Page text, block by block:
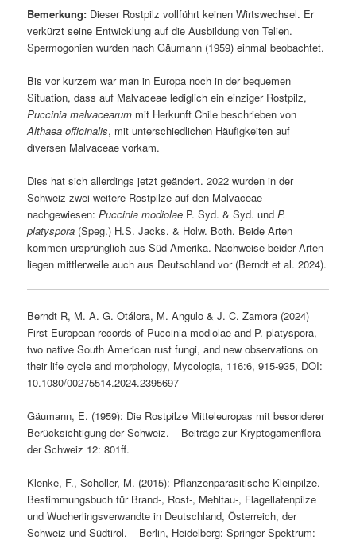
Bemerkung: Dieser Rostpilz vollführt keinen Wirtswechsel. Er
verkürzt seine Entwicklung auf die Ausbildung von Telien.
Spermogonien wurden nach Gäumann (1959) einmal beobachtet.
Bis vor kurzem war man in Europa noch in der bequemen
Situation, dass auf Malvaceae lediglich ein einziger Rostpilz,
Puccinia malvacearum mit Herkunft Chile beschrieben von
Althaea officinalis, mit unterschiedlichen Häufigkeiten auf
diversen Malvaceae vorkam.
Dies hat sich allerdings jetzt geändert. 2022 wurden in der
Schweiz zwei weitere Rostpilze auf den Malvaceae
nachgewiesen:Puccinia modiolae P. Syd. & Syd. undP.
platyspora (Speg.) H.S. Jacks. & Holw. Both. Beide Arten
kommen ursprünglich aus Süd-Amerika. Nachweise beider Arten
liegen mittlerweile auch aus Deutschland vor (Berndt et al. 2024).
Berndt R, M. A. G. Otálora, M. Angulo & J. C. Zamora (2024)
First European records of Puccinia modiolae and P. platyspora,
two native South American rust fungi, and new observations on
their life cycle and morphology, Mycologia, 116:6, 915-935, DOI:
10.1080/00275514.2024.2395697
Gäumann, E. (1959): Die Rostpilze Mitteleuropas mit besonderer
Berücksichtigung der Schweiz. – Beiträge zur Kryptogamenflora
der Schweiz 12: 801ff.
Klenke, F., Scholler, M. (2015): Pflanzenparasitische Kleinpilze.
Bestimmungsbuch für Brand-, Rost-, Mehltau-, Flagellatenpilze
und Wucherlingsverwandte in Deutschland, Österreich, der
Schweiz und Südtirol. – Berlin, Heidelberg: Springer Spektrum: